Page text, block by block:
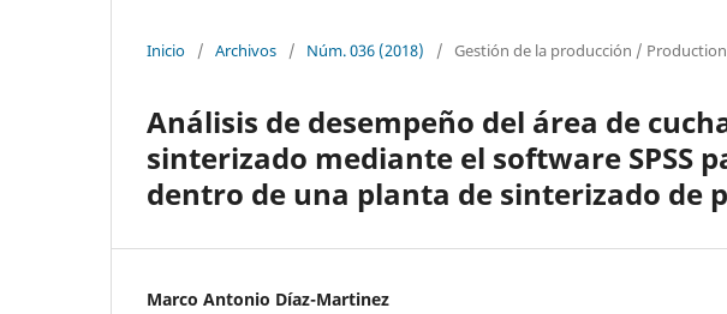
Inicio / Archivos / Núm. 036 (2018) / Gestión de la producción /
Análisis de desempeño del área de
sinterizado mediante el software SPSS
dentro de una planta de sinterizado de
Marco Antonio Díaz-Martinez